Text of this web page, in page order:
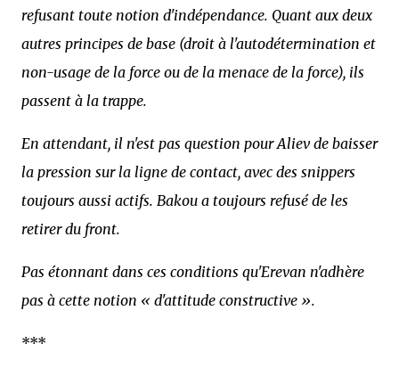
refusant toute notion d'indépendance. Quant aux deux
autres principes de base (droit à l'autodétermination et
non-usage de la force ou de la menace de la force), ils
passent à la trappe.
En attendant, il n'est pas question pour Aliev de baisser
la pression sur la ligne de contact, avec des snippers
toujours aussi actifs. Bakou a toujours refusé de les
retirer du front.
Pas étonnant dans ces conditions qu'Erevan n'adhère
pas à cette notion « d'attitude constructive ».
***